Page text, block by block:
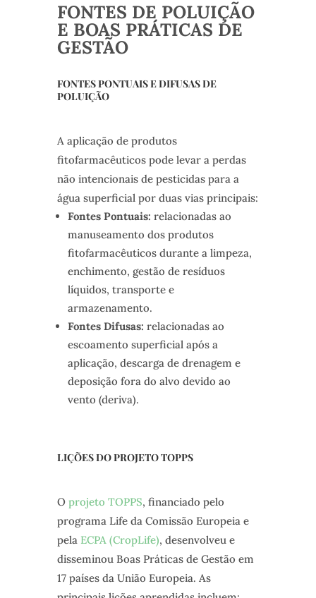
FONTES DE POLUIÇÃO
E BOAS PRÁTICAS DE
GESTÃO
FONTES PONTUAIS E DIFUSAS DE
POLUIÇÃO
A aplicação de produtos
fitofarmacêuticos pode levar a perdas
não intencionais de pesticidas para a
água superficial por duas vias principais:
Fontes Pontuais: relacionadas ao
manuseamento dos produtos
fitofarmacêuticos durante a limpeza,
enchimento, gestão de resíduos
líquidos, transporte e
armazenamento.
Fontes Difusas: relacionadas ao
escoamento superficial após a
aplicação, descarga de drenagem e
deposição fora do alvo devido ao
vento (deriva).
LIÇÕES DO PROJETO TOPPS
O projeto TOPPS, financiado pelo
programa Life da Comissão Europeia e
pela ECPA (CropLife), desenvolveu e
disseminou Boas Práticas de Gestão em
17 países da União Europeia. As